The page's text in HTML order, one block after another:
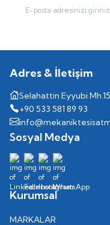
Adres & İletişim
Selahattin Eyyubi
+90 533 581 89 93
Sosyal Medya
Kurumsal
MARKALAR